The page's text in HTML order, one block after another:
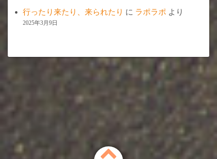
行ったり来たり、来られたり に ラポラポ より
2025年3月9日